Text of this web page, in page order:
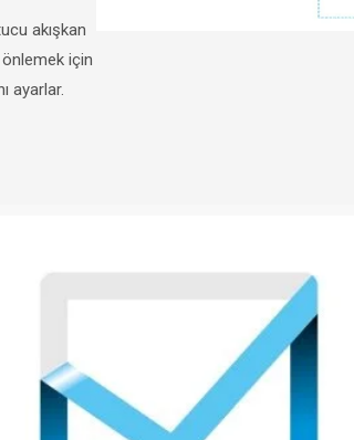
akışkan
önlemek için
ayarlar.